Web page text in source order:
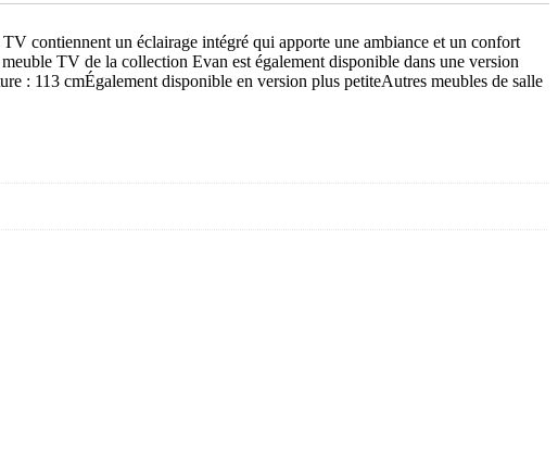
contiennent un éclairage intégré qui apporte une ambiance et un confort
TV de la collection Evan est également disponible dans une version
: 113 cmÉgalement disponible en version plus petiteAutres meubles de salle